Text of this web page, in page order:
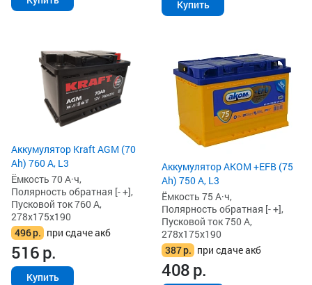
Купить
Аккумулятор Kraft AGM (70
Ah) 760 А, L3
Ёмкость 70 А·ч,
Полярность обратная [- +],
Пусковой ток 760 А,
278x175x190
496р. при сдаче акб
516р.
Купить
Аккумулятор AKOM +EFB (75
Ah) 750 А, L3
Ёмкость 75 А·ч,
Полярность обратная [- +],
Пусковой ток 750 А,
278x175x190
387р. при сдаче акб
408р.